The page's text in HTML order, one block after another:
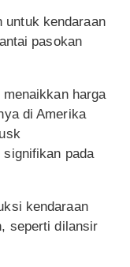
untuk kendaraan
pasokan
harga
di Amerika
pada
kendaraan
seperti dilansir